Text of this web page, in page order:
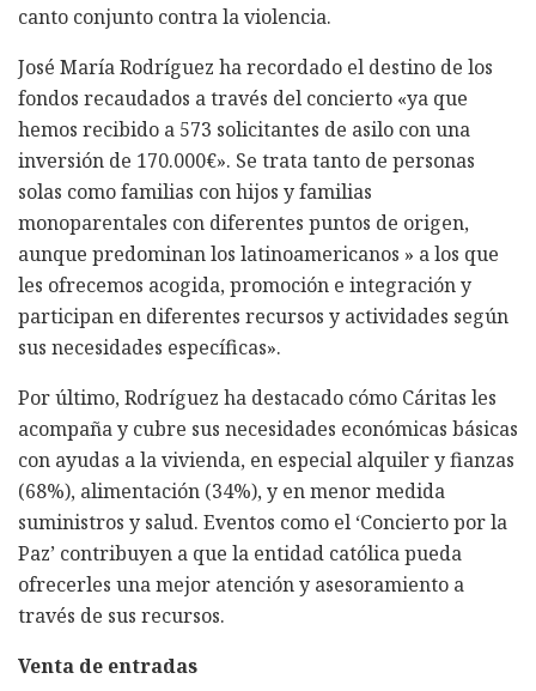
canto conjunto contra la violencia.
José María Rodríguez ha recordado el destino de los
fondos recaudados a través del concierto «ya que
hemos recibido a 573 solicitantes de asilo con una
inversión de 170.000€». Se trata tanto de personas
solas como familias con hijos y familias
monoparentales con diferentes puntos de origen,
aunque predominan los latinoamericanos » a los que
les ofrecemos acogida, promoción e integración y
participan en diferentes recursos y actividades según
sus necesidades específicas».
Por último, Rodríguez ha destacado cómo Cáritas les
acompaña y cubre sus necesidades económicas básicas
con ayudas a la vivienda, en especial alquiler y fianzas
(68%), alimentación (34%), y en menor medida
suministros y salud. Eventos como el ‘Concierto por la
Paz’ contribuyen a que la entidad católica pueda
ofrecerles una mejor atención y asesoramiento a
través de sus recursos.
Venta de entradas